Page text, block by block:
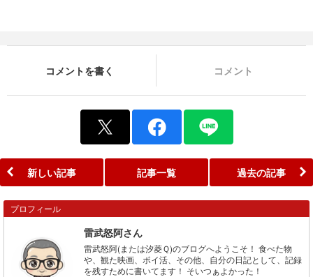
コメントを書く コメント
新しい記事 記事一覧 過去の記事
プロフィール
雷武怒阿さん
雷武怒阿(または汐菱Ｑ)のブログへようこそ！ 食べた物
や、観た映画、ポイ活、その他、自分の日記として、記録
を残すために書いてます！ そいつぁよかった！